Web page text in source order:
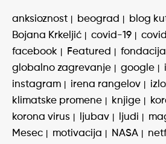
anksioznost beograd
blog
Bojana Krkeljić
covid-19
facebook
Featured
globalno zagrevanje
google
instagram
irena rangelov
klimatske promene
knjige
korona virus
ljubav ljudi
Mesec
motivacija NASA